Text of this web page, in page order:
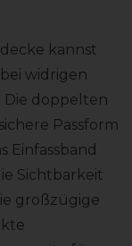
kannst
widrigen
Die doppelten
Passform
Einfassband
Sichtbarkeit
großzügige